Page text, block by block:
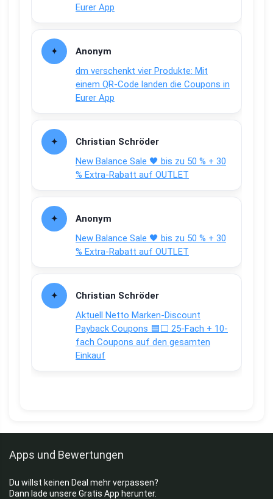
Eurer App
Anonym
dm verschenkt vier Produkte: Mit
einem QR-Code landen die Coupons in
Eurer App
Christian Schröder
New Balance Sale 🖤 bis zu 50 % + 30
% Extra-Rabatt auf OUTLET
Anonym
New Balance Sale 🖤 bis zu 50 % + 30
% Extra-Rabatt auf OUTLET
Christian Schröder
Aktuell Netto Marken-Discount
Payback Coupons 🟦⬜ 25-Fach + 10-
fach Coupons auf den gesamten
Einkauf
Apps und Bewertungen
Du willst keinen Deal mehr verpassen?
Dann lade unsere Gratis App herunter.